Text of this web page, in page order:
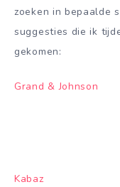
zoeken in bepaalde
suggesties die ik
gekomen:
Grand & Johnson
Kabaz